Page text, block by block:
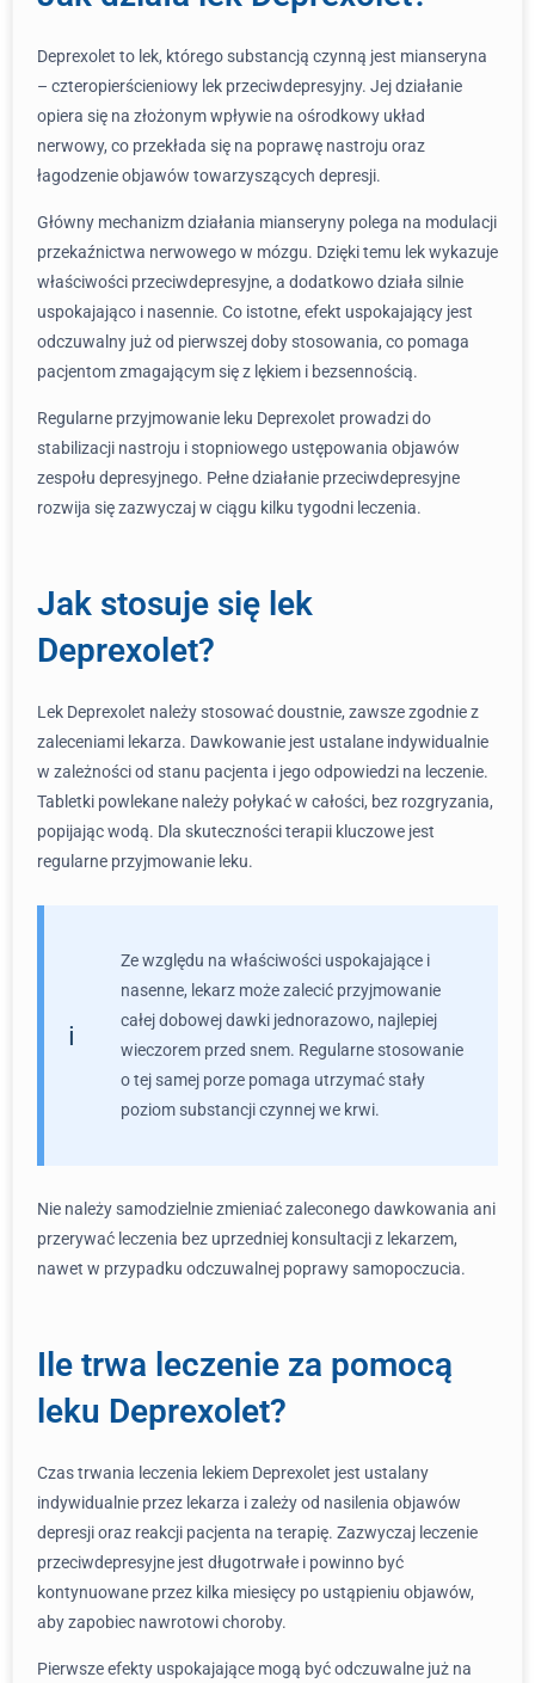
Deprexolet to lek, którego substancją czynną jest mianseryna
– czteropierścieniowy lek przeciwdepresyjny. Jej działanie
opiera się na złożonym wpływie na ośrodkowy układ
nerwowy, co przekłada się na poprawę nastroju oraz
łagodzenie objawów towarzyszących depresji.
Główny mechanizm działania mianseryny polega na modulacji
przekaźnictwa nerwowego w mózgu. Dzięki temu lek wykazuje
właściwości przeciwdepresyjne, a dodatkowo działa silnie
uspokajająco i nasennie. Co istotne, efekt uspokajający jest
odczuwalny już od pierwszej doby stosowania, co pomaga
pacjentom zmagającym się z lękiem i bezsennością.
Regularne przyjmowanie leku Deprexolet prowadzi do
stabilizacji nastroju i stopniowego ustępowania objawów
zespołu depresyjnego. Pełne działanie przeciwdepresyjne
rozwija się zazwyczaj w ciągu kilku tygodni leczenia.
Jak stosuje się lek
Deprexolet?
Lek Deprexolet należy stosować doustnie, zawsze zgodnie z
zaleceniami lekarza. Dawkowanie jest ustalane indywidualnie
w zależności od stanu pacjenta i jego odpowiedzi na leczenie.
Tabletki powlekane należy połykać w całości, bez rozgryzania,
popijając wodą. Dla skuteczności terapii kluczowe jest
regularne przyjmowanie leku.
Ze względu na właściwości uspokajające i
nasenne, lekarz może zalecić przyjmowanie
całej dobowej dawki jednorazowo, najlepiej
wieczorem przed snem. Regularne stosowanie
o tej samej porze pomaga utrzymać stały
poziom substancji czynnej we krwi.
Nie należy samodzielnie zmieniać zaleconego dawkowania ani
przerywać leczenia bez uprzedniej konsultacji z lekarzem,
nawet w przypadku odczuwalnej poprawy samopoczucia.
Ile trwa leczenie za pomocą
leku Deprexolet?
Czas trwania leczenia lekiem Deprexolet jest ustalany
indywidualnie przez lekarza i zależy od nasilenia objawów
depresji oraz reakcji pacjenta na terapię. Zazwyczaj leczenie
przeciwdepresyjne jest długotrwałe i powinno być
kontynuowane przez kilka miesięcy po ustąpieniu objawów,
aby zapobiec nawrotowi choroby.
Pierwsze efekty uspokajające mogą być odczuwalne już na